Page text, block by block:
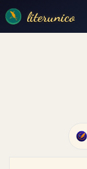
literunico